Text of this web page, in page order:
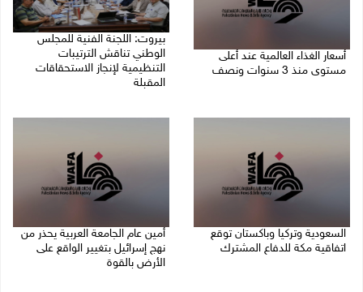
أسعار الغذاء العالمية عند أعلى
مستوى منذ 3 سنوات ونصف
بيروت: اللجنة الفنية للمجلس
الوطني تناقش الترتيبات
التنظيمية لإنجاز الاستحقاقات
المقبلة
السعودية وتركيا وباكستان توقع
اتفاقية مكة للدفاع المشترك
أمين عام الجامعة العربية يحذر من
نهج إسرائيل بتغيير الواقع على
الأرض بالقوة